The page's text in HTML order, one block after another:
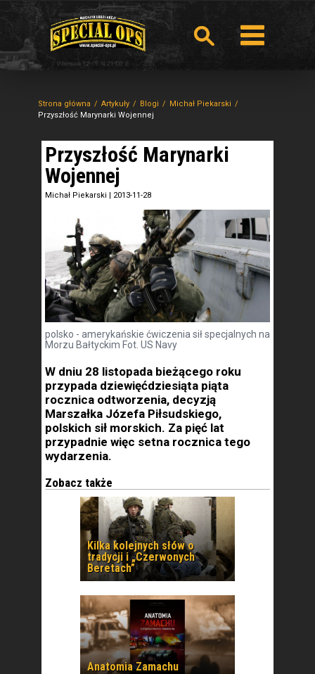
Strona główna Artykuły Blogi
Michał Piekarski
Przyszłość Marynarki Wojennej
Przyszłość Marynarki
Wojennej
Michał Piekarski | 2013-11-28
polsko - amerykańskie ćwiczenia sił specjalnych na
Morzu Bałtyckim Fot. US Navy
W dniu 28 listopada bieżącego roku
przypada dziewięćdziesiąta piąta
rocznica odtworzenia, decyzją
Marszałka Józefa Piłsudskiego,
polskich sił morskich. Za pięć lat
przypadnie więc setna rocznica tego
wydarzenia.
Zobacz także
Kilka kolejnych słów o
tradycji i „Czerwonych
Beretach”
Anatomia Zamachu